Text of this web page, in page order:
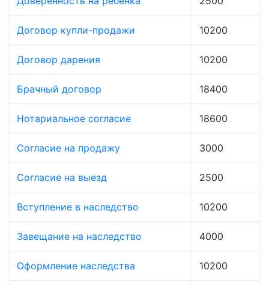
Договор купли-продажи 10200
Договор дарения 10200
Брачный договор 18400
Нотариальное согласие 18600
Согласие на продажу 3000
Согласие на выезд 2500
Вступление в наследство 10200
Завещание на наследство 4000
Оформление наследства 10200